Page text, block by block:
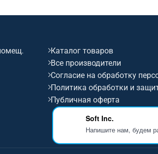
Soft Inc.
Напишите нам, будем
Каталог товаров
Все производители
Согласие на обработку
Политика обработки и
Публичная оферта